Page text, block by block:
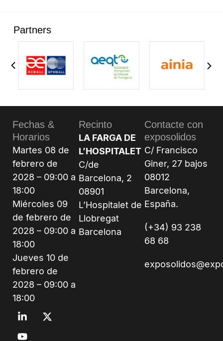
Partners
Fechas &
Horarios
Martes 08 de
febrero de
2028 – 09:00 a
18:00
Miércoles 09
de febrero de
2028 – 09:00 a
18:00
Jueves 10 de
febrero de
2028 – 09:00 a
18:00
Recinto
LA FARGA DE
L’HOSPITALET
C/de
Barcelona, 2
08901
L’Hospitalet de
Llobregat
Barcelona
Contacte con
exposolidos
C/ Francisco
Giner, 27 bajos
08012
Barcelona,
España.
(+34) 93 238
68 68